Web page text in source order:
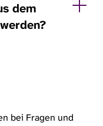
dem
bei Fragen und